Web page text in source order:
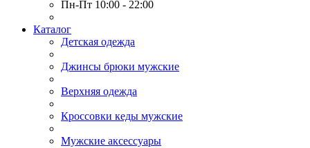
Пн-Пт 10:00 - 22:00
Каталог
Детская одежда
Джинсы брюки мужские
Верхняя одежда
Кроссовки кеды мужские
Мужские аксессуары